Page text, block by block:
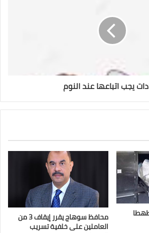
يجب اتباعها عند النوم
محافظ سوهاج يقرر إيقاف 3 من
العاملين على خلفية تسريب